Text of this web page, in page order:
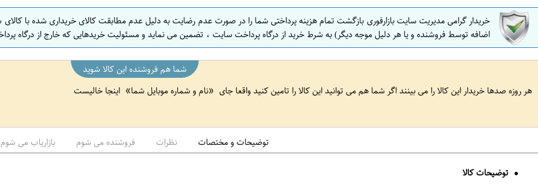
ص
ف
ه
ا
ن
ف
ه
خریدار گرامی مدیریت سایت بازارفوری بازگشت تمام هزینه پرداختی شما را در صورت عدم رضایت به دلیل عدم مطابقت کالای خریداری شده با
اضافه توسط فروشنده و یا هر دلیل موجه دیگر) به شرط خرید از درگاه پرداخت سایت ، تضمین می نماید و مسئولیت خریدهایی که خارج از درگاه
شما هم فروشنده این کالا شوید
هر روزه صدها خریدار این کالا را می بینند اگر شما هم می توانید این کالا را تامین کنید واقعا جای
نام و شماره موبایل شما اینجا خالیست
توضیحات و مختصات نظرات فروشنده می شوم بازاریاب می شوم
توضیحات کالا